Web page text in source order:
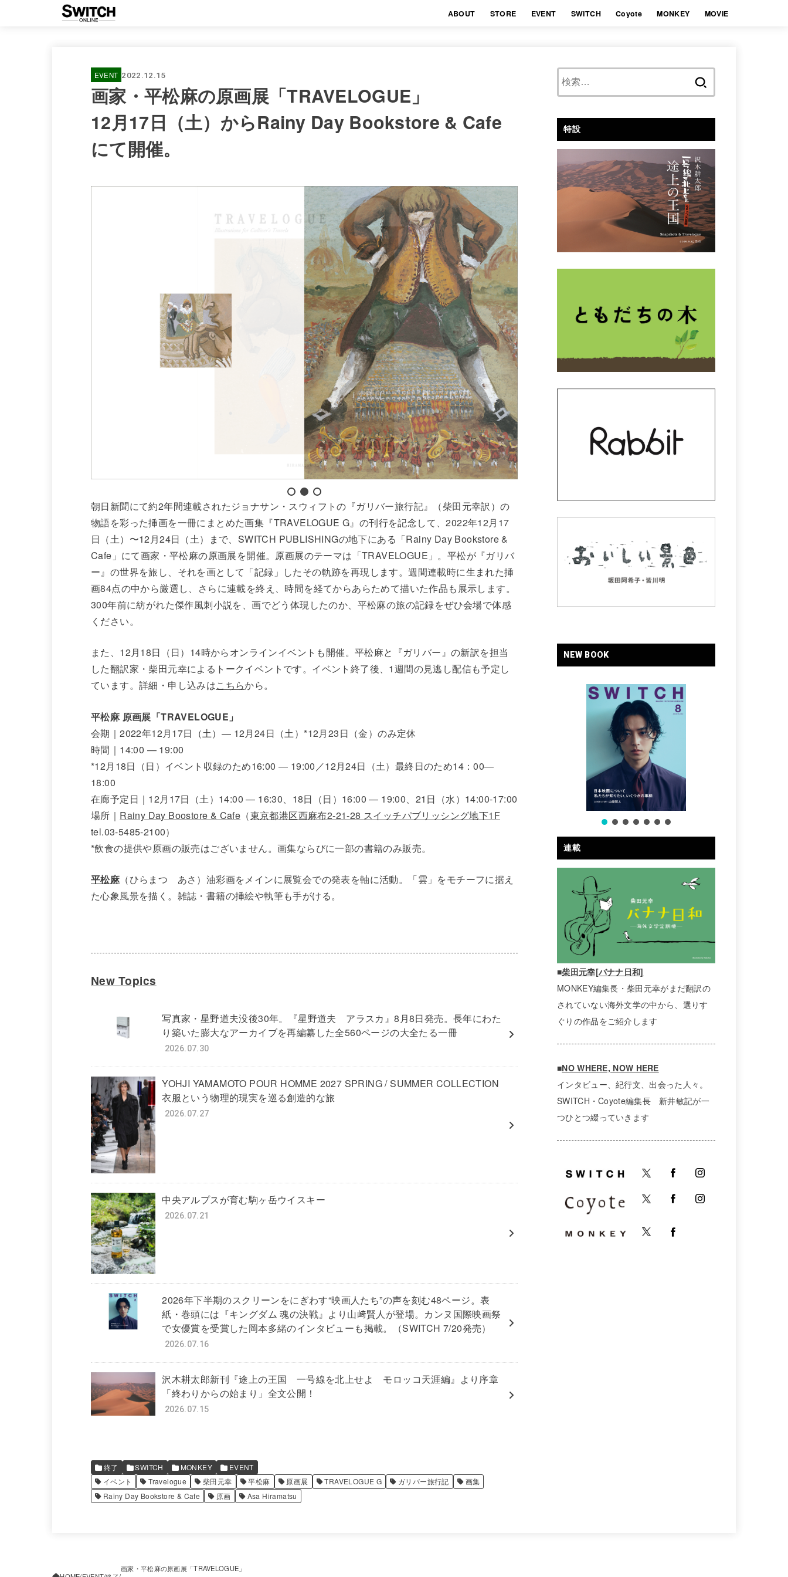
ABOUT STORE EVENT SWITCH Coyote MONKEY MOVIE
EVENT 2022.12.15
画家・平松麻の原画展「TRAVELOGUE」
12月17日（土）からRainy Day Bookstore & Cafe
にて開催。
朝日新聞にて約2年間連載されたジョナサン・スウィフトの『ガリバー旅行記』（柴田元幸訳）の
物語を彩った挿画を一冊にまとめた画集『TRAVELOGUE G』の刊行を記念して、2022年12月17
日（土）〜12月24日（土）まで、SWITCH PUBLISHINGの地下にある「Rainy Day Bookstore &
Cafe」にて画家・平松麻の原画展を開催。原画展のテーマは「TRAVELOGUE」。平松が『ガリバ
ー』の世界を旅し、それを画として「記録」したその軌跡を再現します。週間連載時に生まれた挿
画84点の中から厳選し、さらに連載を終え、時間を経てからあらためて描いた作品も展示します。
300年前に紡がれた傑作風刺小説を、画でどう体現したのか、平松麻の旅の記録をぜひ会場で体感
ください。
また、12月18日（日）14時からオンラインイベントも開催。平松麻と『ガリバー』の新訳を担当
した翻訳家・柴田元幸によるトークイベントです。イベント終了後、1週間の見逃し配信も予定し
ています。詳細・申し込みはこちらから。
平松麻 原画展「TRAVELOGUE」
会期｜2022年12月17日（土）— 12月24日（土）*12月23日（金）のみ定休
時間｜14:00 — 19:00
*12月18日（日）イベント収録のため16:00 — 19:00／12月24日（土）最終日のため14：00—
18:00
在廊予定日｜12月17日（土）14:00 — 16:30、18日（日）16:00 — 19:00、21日（水）14:00-17:00
場所｜ Rainy Day Boostore & Cafe （東京都港区西麻布2-21-28 スイッチパブリッシング地下1F
tel.03-5485-2100）
*飲食の提供や原画の販売はございません。画集ならびに一部の書籍のみ販売。
平松麻（ひらまつ あさ）油彩画をメインに展覧会での発表を軸に活動。「雲」をモチーフに据え
た心象風景を描く。雑誌・書籍の挿絵や執筆も手がける。
New Topics
写真家・星野道夫没後30年。『星野道夫 アラスカ』8月8日発売。長年にわた
り築いた膨大なアーカイブを再編纂した全560ページの大全たる一冊
2026.07.30
YOHJI YAMAMOTO POUR HOMME 2027 SPRING / SUMMER COLLECTION
衣服という物理的現実を巡る創造的な旅
2026.07.27
中央アルプスが育む駒ヶ岳ウイスキー
2026.07.21
2026年下半期のスクリーンをにぎわす“映画人たち”の声を刻む48ページ。表
紙・巻頭には『キングダム 魂の決戦』より山﨑賢人が登場。カンヌ国際映画祭
で女優賞を受賞した岡本多緒のインタビューも掲載。（SWITCH 7/20発売）
2026.07.16
沢木耕太郎新刊『途上の王国 一号線を北上せよ モロッコ天涯編』より序章
「終わりからの始まり」全文公開！
2026.07.15
終了 SWITCH MONKEY
EVENT
イベント
Travelogue 柴田元幸 平松麻 原画展 TRAVELOGUE G ガリバー旅行記
画集
Rainy Day Bookstore & Cafe
原画 Asa Hiramatsu
特設
NEW BOOK
連載
■柴田元幸[バナナ日和]
MONKEY編集長・柴田元幸がまだ翻訳の
されていない海外文学の中から、選りす
ぐりの作品をご紹介します
■NO WHERE, NOW HERE
インタビュー、紀行文、出会った人々。
SWITCH・Coyote編集長 新井敏記が一
つひとつ綴っていきます
画家・平松麻の原画展「TRAVELOGUE」